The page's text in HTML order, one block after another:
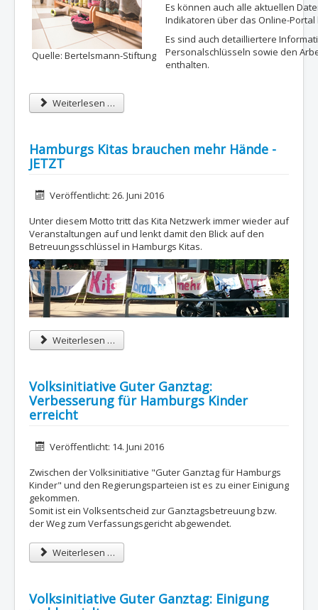
Quelle: Bertelsmann-Stiftung
Es können auch alle aktuellen
Indikatoren über das Online-
Es sind auch detailliertere
Personalschlüsseln sowie den
enthalten.
Weiterlesen …
Hamburgs Kitas brauchen mehr Hände -
JETZT
DetailsVeröffentlicht: 26. Juni 2016
Unter diesem Motto tritt das Kita Netzwerk immer wieder auf
Veranstaltungen auf und lenkt damit den Blick auf den
Betreuungsschlüssel in Hamburgs Kitas.
Weiterlesen …
Volksinitiative Guter Ganztag:
Verbesserung für Hamburgs Kinder
erreicht
DetailsVeröffentlicht: 14. Juni 2016
Zwischen der Volksinitiative "Guter Ganztag für Hamburgs
Kinder" und den Regierungsparteien ist es zu einer Einigung
gekommen.
Somit ist ein Volksentscheid zur Ganztagsbetreuung bzw.
der Weg zum Verfassungsgericht abgewendet.
Weiterlesen …
Volksinitiative Guter Ganztag: Einigung